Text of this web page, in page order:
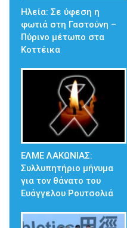
Ηλεία: Σε ύφεση η
φωτιά στη Γαστούνη –
Πύρινο μέτωπο στα
Κοττέικα
ΕΛΜΕ ΛΑΚΩΝΙΑΣ:
Συλλυπητήριο μήνυμα
για τον θάνατο του
Ευάγγελου Ρουτσολιά